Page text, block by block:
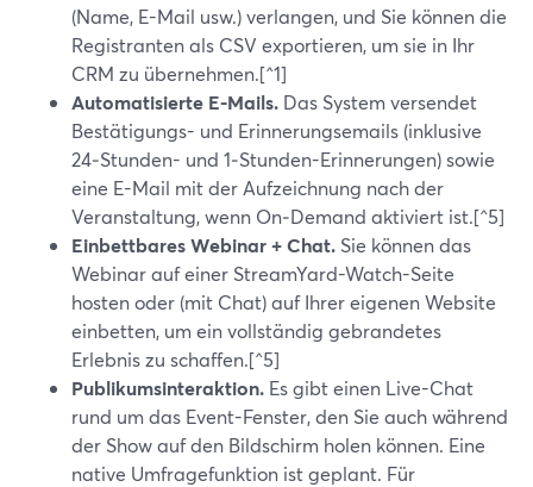
(Name, E-Mail usw.) verlangen, und Sie können die
Registranten als CSV exportieren, um sie in Ihr
CRM zu übernehmen.[^1]
Automatisierte E-Mails. Das System versendet
Bestätigungs- und Erinnerungsemails (inklusive
24‑Stunden- und 1‑Stunden-Erinnerungen) sowie
eine E-Mail mit der Aufzeichnung nach der
Veranstaltung, wenn On‑Demand aktiviert ist.[^5]
Einbettbares Webinar + Chat. Sie können das
Webinar auf einer StreamYard-Watch-Seite
hosten oder (mit Chat) auf Ihrer eigenen Website
einbetten, um ein vollständig gebrandetes
Erlebnis zu schaffen.[^5]
Publikumsinteraktion. Es gibt einen Live-Chat
rund um das Event-Fenster, den Sie auch während
der Show auf den Bildschirm holen können. Eine
native Umfragefunktion ist geplant. Für